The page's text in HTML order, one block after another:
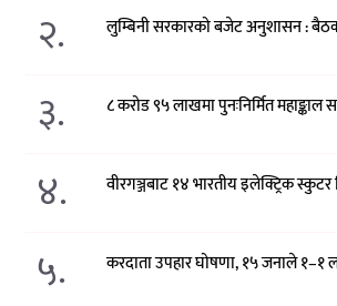
२. लुम्बिनी सरकारको बजेट अनुशासन :
३. ८ करोड ९५ लाखमा पुनःनिर्मित महाङ्काल
४. वीरगञ्जबाट १४ भारतीय इलेक्ट्रिक स्कुटर
५. करदाता उपहार घोषणा, १५ जनाले १–१